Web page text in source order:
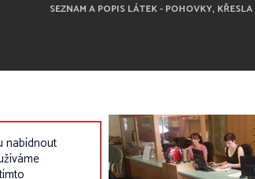
SEZNAM A POPIS LÁTEK - POHOVKY, KŘESLA
nabídnout